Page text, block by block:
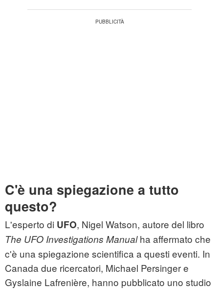
C'è una spiegazione a tutto
questo?
L'esperto di UFO, Nigel Watson, autore del libro
The UFO Investigations Manualha affermato che
c'è una spiegazione scientifica a questi eventi. In
Canada due ricercatori, Michael Persinger e
Gyslaine Lafrenière, hanno pubblicato uno studio